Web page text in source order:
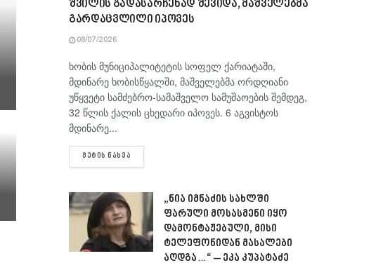
შვილის გადასარჩენად შევიდა, მაშველებმა
გარდაცვლილი იპოვეს
08/07/2026
ხობის მუნიციპალიტეტის სოფელ ქარიატაში,
მდინარე ხობისწყალში, მაშველებმა ორდღიანი
უწყვეტი სამძებრო-სამაშველო სამუშაოების შემდეგ,
32 წლის ქალის ცხედარი იპოვეს. 6 აგვისტოს
მდინარე...
ᲛᲔᲢᲘᲡ ᲜᲐᲮᲕᲐ
„ნია იმნაძის სახლში
ფარული მოსასმენი იყო
დამონტაჟებული, მისი
ტელეფონიდან მასალები
აღდგა…“ – ეკა კუპატაძე